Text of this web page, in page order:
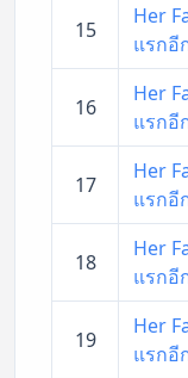
15
Her
แรกอี
16
Her
แรกอี
17
Her
แรกอี
18
Her
แรกอี
19
Her
แรกอี